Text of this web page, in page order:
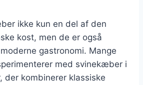
ikke kun en del af den
kost, men de er også
gastronomi. Mange
med svinekæber i
der kombinerer klassiske